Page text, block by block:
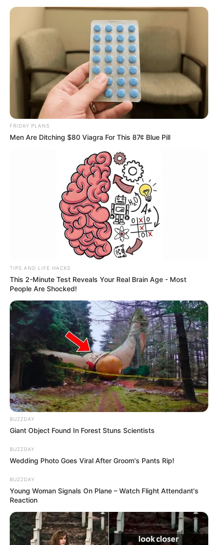
FRIDAY PLANS
Men Are Ditching $80 Viagra For This 87¢ Blue Pill
TIPS AND LIFE HACKS
This 2-Minute Test Reveals Your Real Brain Age - Most
People Are Shocked!
BUZZDAY
Giant Object Found In Forest Stuns Scientists
BUZZDAY
Wedding Photo Goes Viral After Groom's Pants Rip!
BUZZDAY
Young Woman Signals On Plane – Watch Flight Attendant's
Reaction